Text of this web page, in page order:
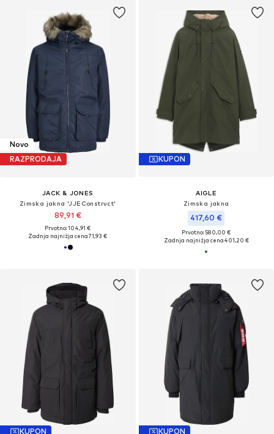
Novo
RAZPRODAJA
JACK & JONES
Zimska jakna 'JJEConstruct'
89,91 €
Prvotno: 104,91 €
Zadnja najnižja cena71,93 €
KUPON
AIGLE
Zimska jakna
417,60 €
Prvotno: 580,00 €
Zadnja najnižja cena401,20 €
KUPON KUPON